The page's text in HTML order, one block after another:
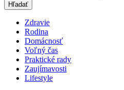
Hľadať
Zdravie
Rodina
Domácnosť
Voľný čas
Praktické rady
Zaujímavosti
Lifestyle